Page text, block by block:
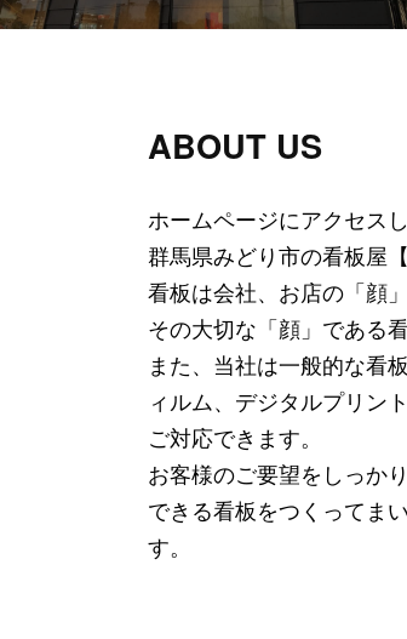
ABOUT US
ホームページにアクセス
群馬県みどり市の看板屋
看板は会社、お店の「顔
その大切な「顔」である
また、当社は一般的な看
ィルム、デジタルプリン
ご対応できます。
お客様のご要望をしっか
できる看板をつくってま
す。